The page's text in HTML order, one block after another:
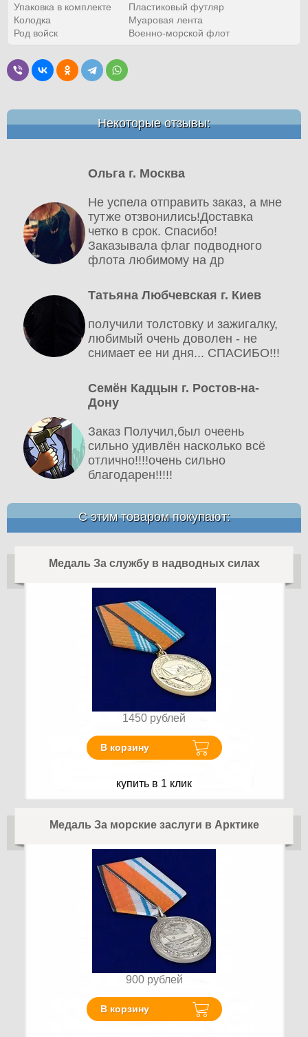
Упаковка в комплекте
Пластиковый футляр
Колодка
Муаровая лента
Род войск
Военно-морской флот
Некоторые отзывы:
Ольга г. Москва
Не успела отправить заказ, а мне
тутже отзвонились!Доставка
четко в срок. Спасибо!
Заказывала флаг подводного
флота любимому на др
Татьяна Любчевская г. Киев
получили толстовку и зажигалку,
любимый очень доволен - не
снимает ее ни дня... СПАСИБО!!!
Семён Кадцын г. Ростов-на-
Дону
Заказ Получил,был очеень
сильно удивлён насколько всё
отлично!!!!очень сильно
благодарен!!!!!
С этим товаром покупают:
Медаль За службу в надводных силах
1450 рублей
В корзину
купить в 1 клик
Медаль За морские заслуги в Арктике
900 рублей
В корзину